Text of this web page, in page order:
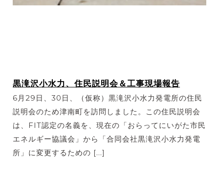
黒滝沢小水力、住民説明会＆工事現場報告
6月29日、30日、（仮称）黒滝沢小水力発電所の住民
説明会のため津南町を訪問しました。この住民説明会
は、FIT認定の名義を、現在の「おらってにいがた市民
エネルギー協議会」から「合同会社黒滝沢小水力発電
所」に変更するための […]